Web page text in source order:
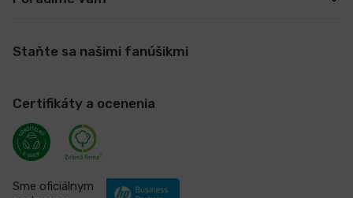
Staňte sa našimi fanúšikmi
Certifikáty a ocenenia
Sme oficiálnym